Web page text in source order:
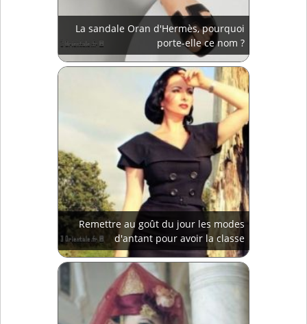
La sandale Oran d'Hermès, pourquoi
porte-elle ce nom ?
Remettre au goût du jour les modes
d'antant pour avoir la classe